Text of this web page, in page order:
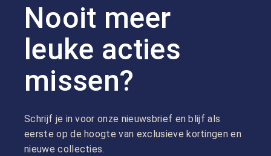
Nooit meer
leuke acties
missen?
Schrijf je in voor onze nieuwsbrief en blijf als
eerste op de hoogte van exclusieve kortingen en
nieuwe collecties.